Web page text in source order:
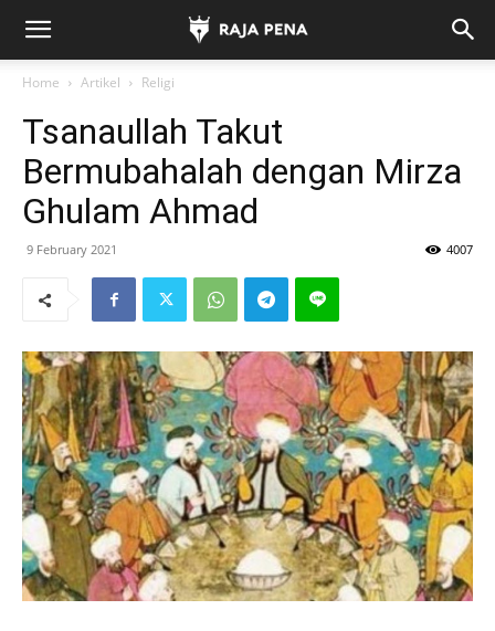
Home Artikel Religi
Tsanaullah Takut
Bermubahalah dengan Mirza
Ghulam Ahmad
9 February 2021 4007